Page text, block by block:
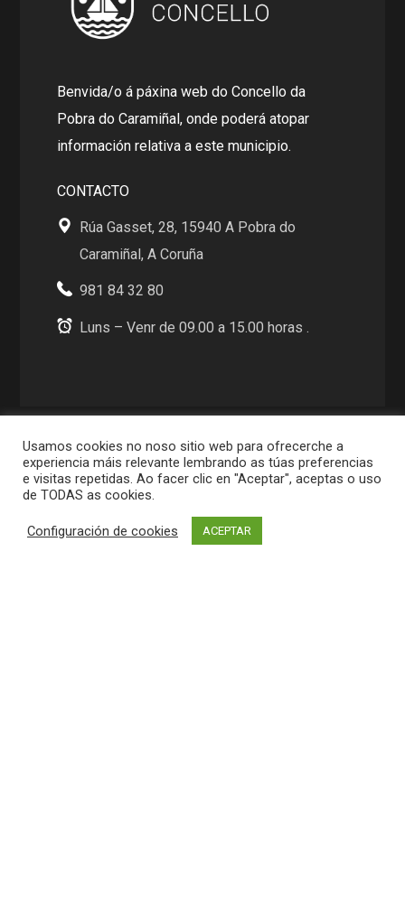
Benvida/o á páxina web do Concello da
Pobra do Caramiñal, onde poderá atopar
información relativa a este municipio.
CONTACTO
Rúa Gasset, 28, 15940 A Pobra do
Caramiñal, A Coruña
981 84 32 80
Luns – Venr de 09.00 a 15.00 horas .
INFORMACIÓN LEGAL
Política de Privacidad
Usamos cookies no noso sitio web para ofrecerche a
experiencia máis relevante lembrando as túas preferencias
e visitas repetidas. Ao facer clic en "Aceptar", aceptas o uso
de TODAS as cookies.
Configuración de cookies ACEPTAR